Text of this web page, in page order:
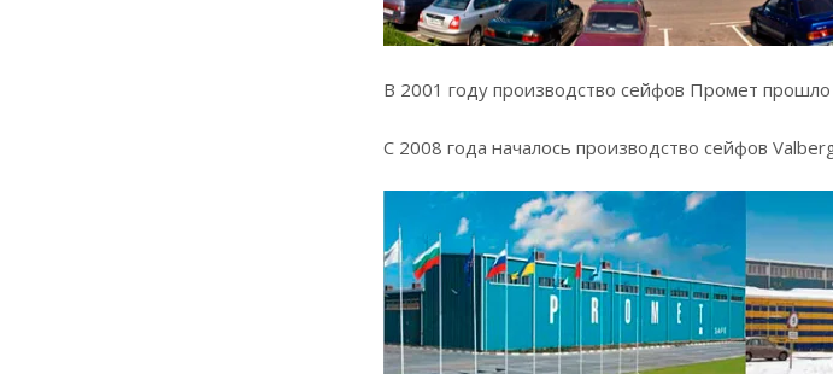
В 2001 году производство сейфов Промет
С 2008 года началось производство сейфов